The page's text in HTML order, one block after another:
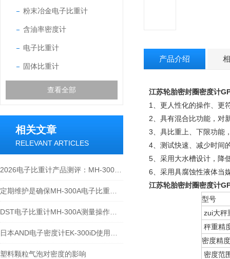
粉末冶金电子比重计
含油率密度计
电子比重计
固体比重计
查看全部
相关文章
RELEVANT ARTICLES
塑料颗粒气泡对密度的影响
产品介绍
江苏轮胎密封圈密度计
1、更人性化的操作、更
2、具有混合比功能，对
3、具比重上、下限功能
4、测试快速、减少时间
5、采用大水槽设计，降
6、采用具腐蚀性液体当
江苏轮胎密封圈密度计
型号
zui大秤
秤重精
密度精度
密度范